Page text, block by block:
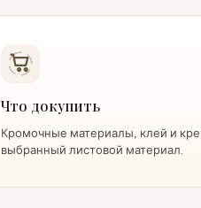
Что докупить
Кромочные материалы, клей и
выбранный листовой материал.